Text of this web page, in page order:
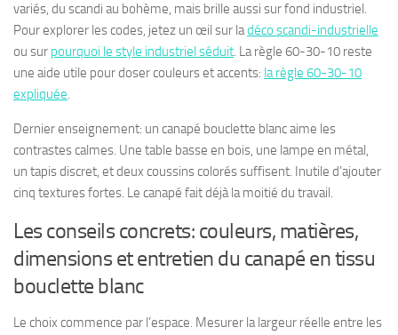
variés, du scandi au bohème, mais brille aussi sur fond industriel.
Pour explorer les codes, jetez un œil sur ladéco scandi-industrielle
ou sur pourquoi le style industriel séduit. La règle 60-30-10 reste
une aide utile pour doser couleurs et accents: la règle 60-30-10
expliquée.
Dernier enseignement: un canapé bouclette blanc aime les
contrastes calmes. Une table basse en bois, une lampe en métal,
un tapis discret, et deux coussins colorés suffisent. Inutile d’ajouter
cinq textures fortes. Le canapé fait déjà la moitié du travail.
Les conseils concrets: couleurs, matières,
dimensions et entretien du canapé en tissu
bouclette blanc
Le choix commence par l’espace. Mesurer la largeur réelle entre les